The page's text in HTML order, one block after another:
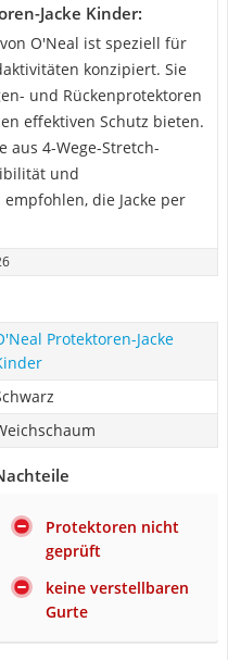
Jacke Kinder:
O'Neal ist speziell für
konzipiert. Sie
und Rückenprotektoren
effektiven Schutz bieten.
aus 4-Wege-Stretch-
und
die Jacke per
Protektoren-Jacke
Protektoren nicht
geprüft
keine verstellbaren
Gurte